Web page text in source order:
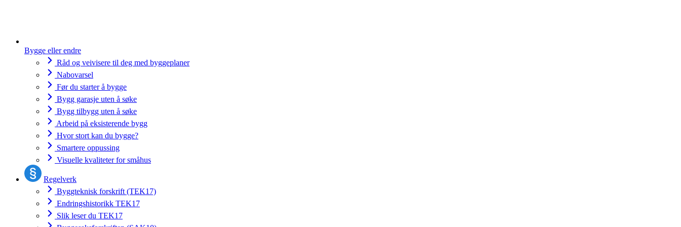
Bygge eller endre
Råd og veivisere til deg med byggeplaner
Nabovarsel
Før du starter å bygge
Bygg garasje uten å søke
Bygg tilbygg uten å søke
Arbeid på eksisterende bygg
Hvor stort kan du bygge?
Smartere oppussing
Visuelle kvaliteter for småhus
Regelverk
Byggteknisk forskrift (TEK17)
Endringshistorikk TEK17
Slik leser du TEK17